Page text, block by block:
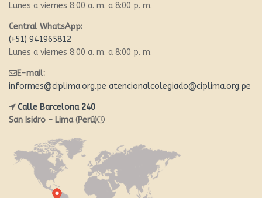
Lunes a viernes 8:00 a. m. a 8:00 p. m.
Central WhatsApp:
(+51) 941965812
Lunes a viernes 8:00 a. m. a 8:00 p. m.
E-mail:
informes@ciplima.org.pe atencionalcolegiado@ciplima.org.pe
Calle Barcelona 240
San Isidro – Lima (Perú)